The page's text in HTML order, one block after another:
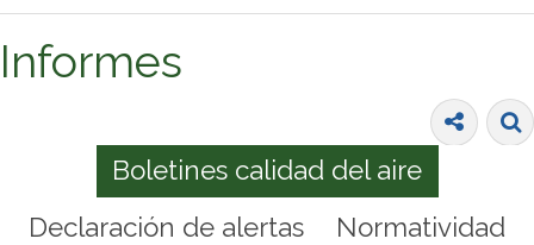
Informes
Boletines calidad del aire
Declaración de alertas
Normatividad